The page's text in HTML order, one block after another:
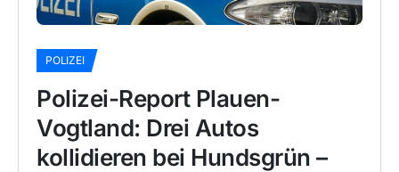
POLIZEI
Polizei-Report Plauen-
Vogtland: Drei Autos
kollidieren bei Hundsgrün –